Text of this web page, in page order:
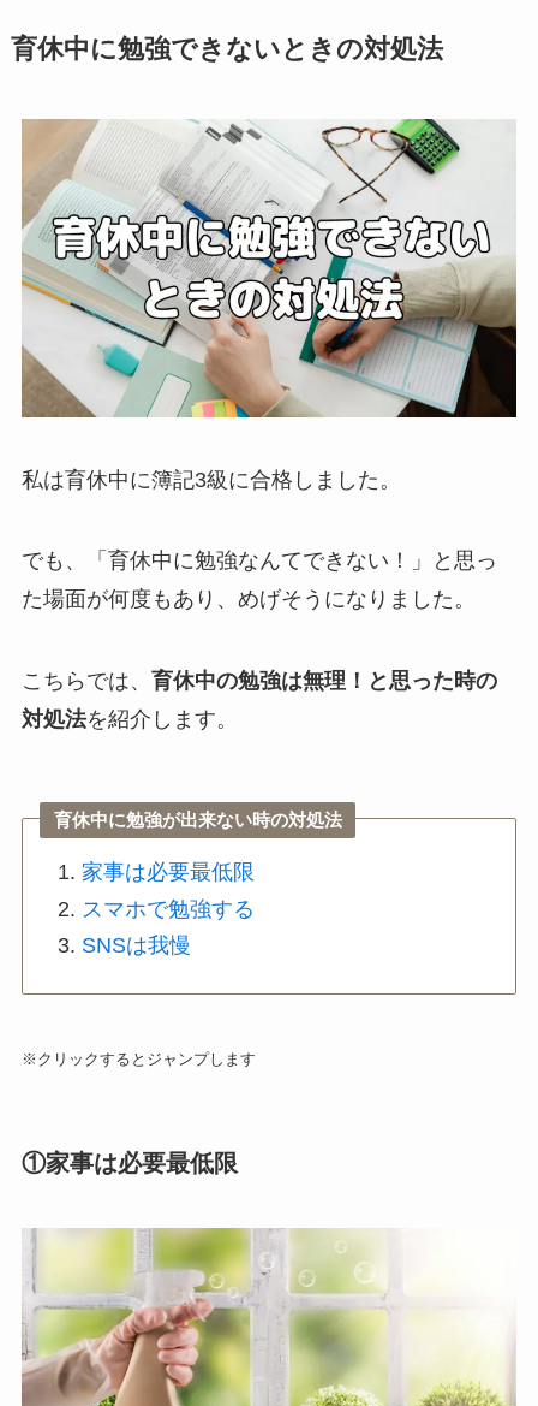
育休中に勉強できないときの対処法
私は育休中に簿記3級に合格しました。
でも、「 育休中に勉強なんてできない！
」と思っ
た場面が何度もあり、めげそうになりました。
こちらでは、 育休中の勉強は無理！と思った時の
対処法を紹介します。
育休中に勉強が出来ない時の対処法
家事は必要最低限
スマホで勉強する
SNSは我慢
※クリックするとジャンプします
①家事は必要最低限